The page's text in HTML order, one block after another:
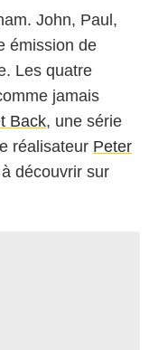
John, Paul,
émission de
Les quatre
jamais
Back, une série
réalisateur Peter
découvrir sur